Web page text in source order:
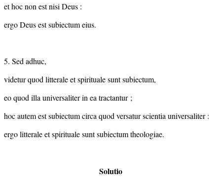
et hoc non est nisi Deus :
ergo Deus est subiectum eius.
5. Sed adhuc,
videtur quod litterale et spirituale sunt subiectum,
eo quod illa universaliter in ea tractantur ;
hoc autem est subiectum circa quod versatur scientia universaliter :
ergo litterale et spirituale sunt subiectum theologiae.
Solutio